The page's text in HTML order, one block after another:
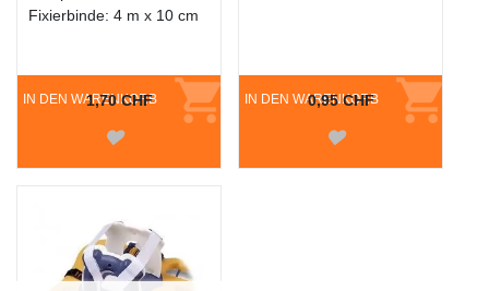
Fixierbinde: 4 m x 10 cm
IN DEN WARENKORB
1,70 CHF IN DEN WARENKORB
0,95 CHF